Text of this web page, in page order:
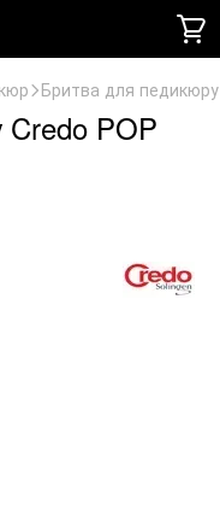
Бритва для педикюру
POP